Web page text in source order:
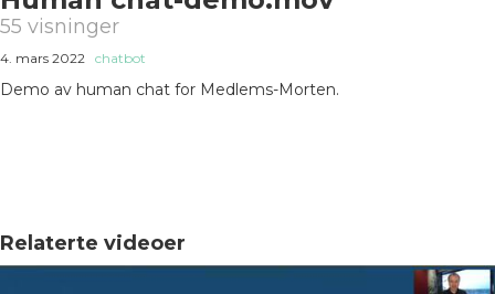
55 visninger
4. mars 2022 chatbot
Demo av human chat for Medlems-Morten.
Relaterte videoer